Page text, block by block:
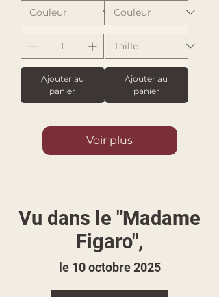
Ajouter au
panier
Ajouter au
panier
Voir plus
Vu dans le "Madame
Figaro",
le 10 octobre 2025